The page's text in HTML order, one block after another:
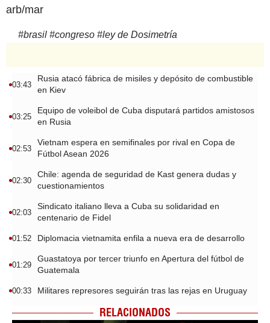
arb/mar
#brasil #congreso #ley de Dosimetría
03:43
Rusia atacó fábrica de misiles y depósito de combustible
en Kiev
03:25
Equipo de voleibol de Cuba disputará partidos amistosos
en Rusia
02:53
Vietnam espera en semifinales por rival en Copa de
Fútbol Asean 2026
02:30
Chile: agenda de seguridad de Kast genera dudas y
cuestionamientos
02:03
Sindicato italiano lleva a Cuba su solidaridad en
centenario de Fidel
01:52 Diplomacia vietnamita enfila a nueva era de desarrollo
01:29
Guastatoya por tercer triunfo en Apertura del fútbol de
Guatemala
00:33 Militares represores seguirán tras las rejas en Uruguay
RELACIONADOS